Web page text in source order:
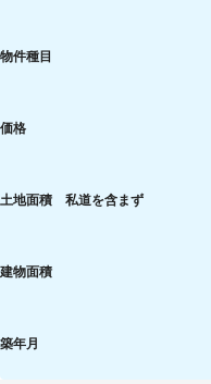
物件種目
価格
土地面積 私道を含まず
建物面積
築年月